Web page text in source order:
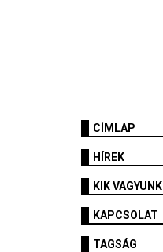
CÍMLAP
HÍREK
KIK VAGYUNK
KAPCSOLAT
TAGSÁG